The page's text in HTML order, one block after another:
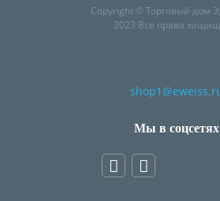
Copyright © Торговый дом
2023 Все права
Мы в соцсетях